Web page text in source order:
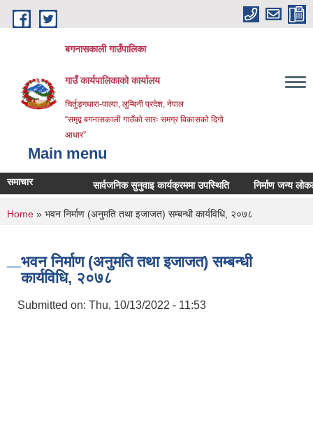
Skip to main content
बगनासकाली गाउँपालिका
गाउँ कार्यपालिकाको कार्यालय
चिर्तुङ्गधारा-पाल्पा, लुम्बिनी प्रदेश, नेपाल
“समृद्व बगनासकाली गाउँको सारः समग्र विकासको दिगो
आधार”
Main menu
समाचार सार्वजनिक सुनुवाइ कार्यक्रममा उपस्थिति निर्माण जन्य लोकल
You are here
Home » भवन निर्माण (अनुमति तथा इजाजत) सम्बन्धी कार्यविधि, २०७८
भवन निर्माण (अनुमति तथा इजाजत) सम्बन्धी
कार्यविधि, २०७८
Submitted on: Thu, 10/13/2022 - 11:53